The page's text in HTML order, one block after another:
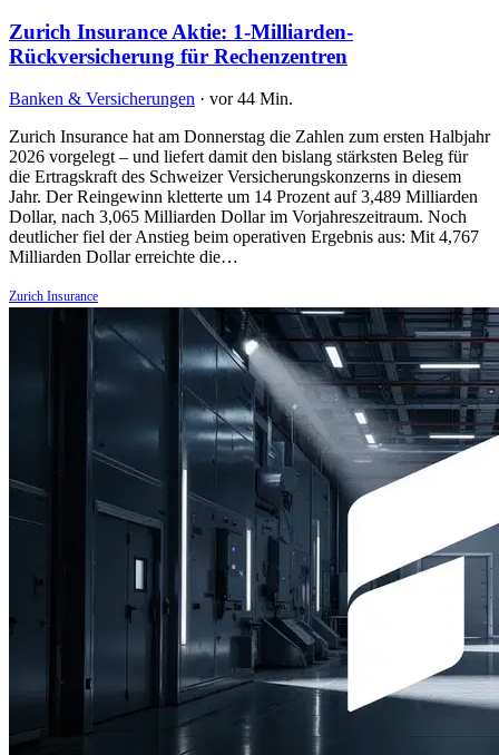
Zurich Insurance Aktie: 1-Milliarden-
Rückversicherung für Rechenzentren
Banken & Versicherungen · vor 44 Min.
Zurich Insurance hat am Donnerstag die Zahlen zum ersten Halbjahr
2026 vorgelegt – und liefert damit den bislang stärksten Beleg für
die Ertragskraft des Schweizer Versicherungskonzerns in diesem
Jahr. Der Reingewinn kletterte um 14 Prozent auf 3,489 Milliarden
Dollar, nach 3,065 Milliarden Dollar im Vorjahreszeitraum. Noch
deutlicher fiel der Anstieg beim operativen Ergebnis aus: Mit 4,767
Milliarden Dollar erreichte die…
Zurich Insurance